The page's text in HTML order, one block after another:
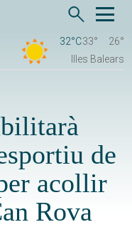
32°C33°
26°
Illes Balears
de
acollir
Rova